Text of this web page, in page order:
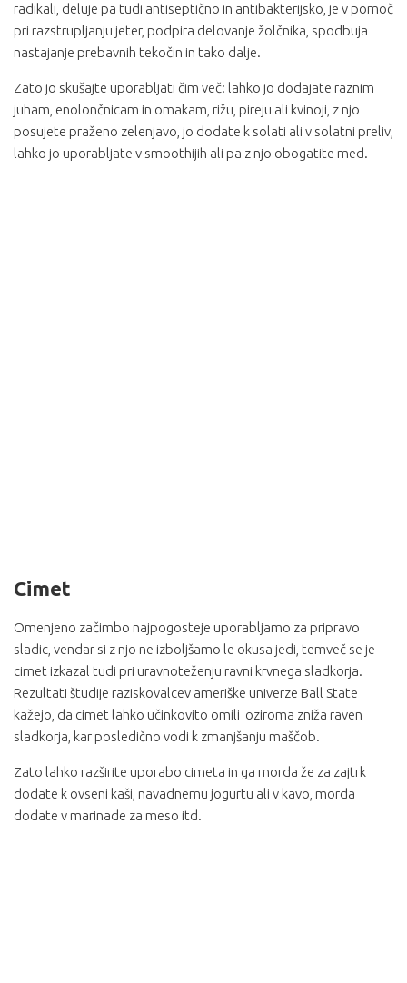
radikali, deluje pa tudi antiseptično in antibakterijsko, je v pomoč
pri razstrupljanju jeter, podpira delovanje žolčnika, spodbuja
nastajanje prebavnih tekočin in tako dalje.
Zato jo skušajte uporabljati čim več: lahko jo dodajate raznim
juham, enolončnicam in omakam, rižu, pireju ali kvinoji, z njo
posujete praženo zelenjavo, jo dodate k solati ali v solatni preliv,
lahko jo uporabljate v smoothijih ali pa z njo obogatite med.
Cimet
Omenjeno začimbo najpogosteje uporabljamo za pripravo
sladic, vendar si z njo ne izboljšamo le okusa jedi, temveč se je
cimet izkazal tudi pri uravnoteženju ravni krvnega sladkorja.
Rezultati študije raziskovalcev ameriške univerze Ball State
kažejo, da cimet lahko učinkovito omili oziroma zniža raven
sladkorja, kar posledično vodi k zmanjšanju maščob.
Zato lahko razširite uporabo cimeta in ga morda že za zajtrk
dodate k ovseni kaši, navadnemu jogurtu ali v kavo, morda
dodate v marinade za meso itd.